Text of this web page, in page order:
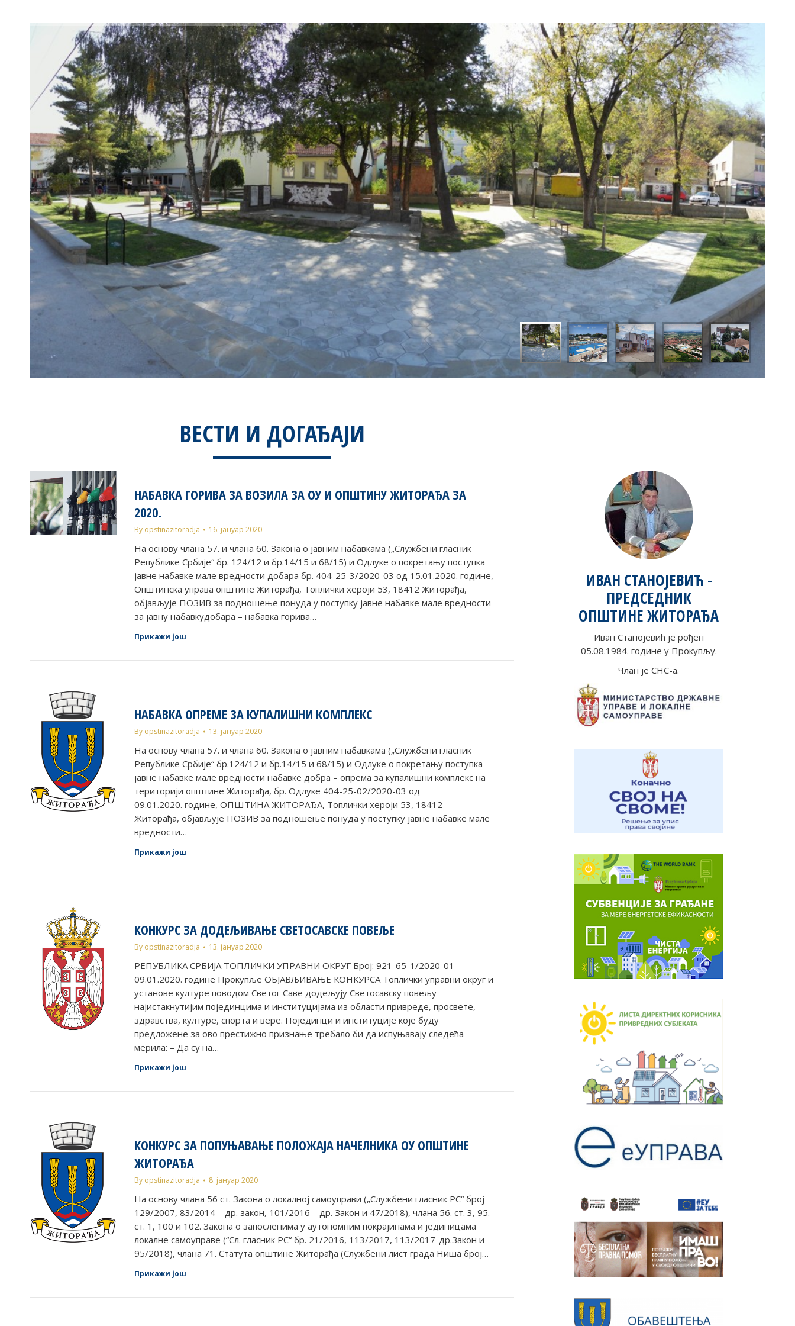
ВЕСТИ И ДОГАЂАЈИ
НАБАВКА ГОРИВА ЗА ВОЗИЛА ЗА ОУ И ОПШТИНУ ЖИТОРАЂА ЗА
2020.
By opstinazitoradja 16. јануар 2020
Нa основу члана 57. и члана 60. Закона о јавним набавкама („Службени гласник
Републике Србије“ бр. 124/12 и бр.14/15 и 68/15) и Одлуке о покретању поступка
јавне набавке мале вредности добара бр. 404-25-3/2020-03 од 15.01.2020. године,
Општинска управа општине Житорађа, Топлички хероји 53, 18412 Житорађа,
објављује ПОЗИВ за подношење понуда у поступку јавне набавке мале вредности
за јавну набавкудобара – набавка горива…
Прикажи још
НАБАВКА ОПРЕМЕ ЗА КУПАЛИШНИ КОМПЛЕКС
By opstinazitoradja 13. јануар 2020
Нa основу члана 57. и члана 60. Закона о јавним набавкама („Службени гласник
Републике Србије“ бр.124/12 и бр.14/15 и 68/15) и Одлуке о покретању поступка
јавне набавке мале вредности набавке добра – опрема за купалишни комплекс на
територији општине Житорађа, бр. Одлуке 404-25-02/2020-03 од
09.01.2020. године, ОПШТИНА ЖИТОРАЂА, Топлички хероји 53, 18412
Житорађа, објављује ПОЗИВ за подношење понуда у поступку јавне набавке мале
вредности…
Прикажи још
КОНКУРС ЗА ДОДЕЉИВАЊЕ СВЕТОСАВСКЕ ПОВЕЉЕ
By opstinazitoradja 13. јануар 2020
РЕПУБЛИКА СРБИЈА ТОПЛИЧКИ УПРАВНИ ОКРУГ Број: 921-65-1/2020-01
09.01.2020. годинe Прокупље ОБЈАВЉИВАЊЕ КОНКУРСА Топлички управни округ и
установе културе поводом Светог Саве додељују Светосавску повељу
најистакнутијим појединцима и институцијама из области привреде, просвете,
здравства, културе, спорта и вере. Појединци и институције које буду
предложенe за ово престижно признање требало би да испуњавају следећа
мерила: – Да су на…
Прикажи још
КОНКУРС ЗА ПОПУЊАВАЊЕ ПОЛОЖАЈА НАЧЕЛНИКА ОУ ОПШТИНЕ
ЖИТОРАЂА
By opstinazitoradja 8. јануар 2020
На основу члана 56 ст. Закона о локалној самоуправи („Службени гласник РС“ број
129/2007, 83/2014 – др. закон, 101/2016 – др. Закон и 47/2018), члана 56. ст. 3, 95.
ст. 1, 100 и 102. Закона о запосленима у аутономним покрајинама и јединицама
локалне самоуправе (“Сл. гласник РС“ бр. 21/2016, 113/2017, 113/2017-др.Закон и
95/2018), члана 71. Статута општине Житорађа (Службени лист града Ниша број…
Прикажи још
ИВАН СТАНОЈЕВИЋ -
ПРЕДСЕДНИК
ОПШТИНЕ ЖИТОРАЂА
Иван Станојевић је рођен
05.08.1984. године у Прокупљу.
Члан је СНС-а.